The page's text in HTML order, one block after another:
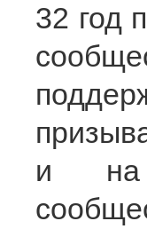
32 год
и на